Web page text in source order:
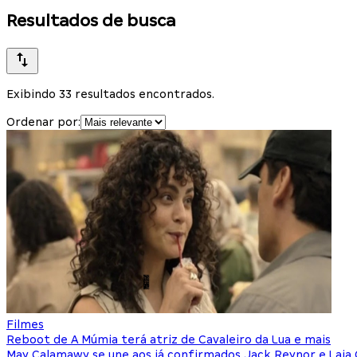
Resultados de busca
Exibindo 33 resultados encontrados.
Ordenar por:
Filmes
Reboot de A Múmia terá atriz de Cavaleiro da Lua e mais